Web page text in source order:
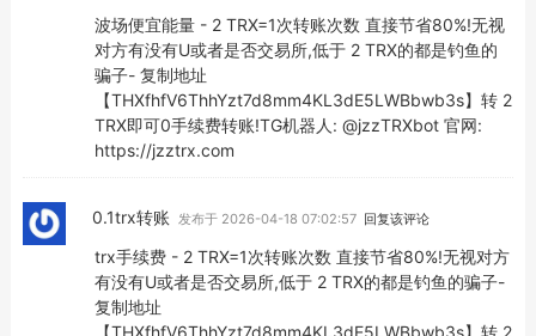
波场便宜能量 - 2 TRX=1次转账次数 直接节省80%!无视
对方有没有U或者是否交易所,低于 2 TRX的都是钓鱼的
骗子- 复制地址
【THXfhfV6ThhYzt7d8mm4KL3dE5LWBbwb3s】转 2
TRX即可0手续费转账!TG机器人: @jzzTRXbot 官网:
https://jzztrx.com
0.1trx转账 发布于 2026-04-18 07:02:57 回复该评论
trx手续费 - 2 TRX=1次转账次数 直接节省80%!无视对方
有没有U或者是否交易所,低于 2 TRX的都是钓鱼的骗子-
复制地址
【THXfhfV6ThhYzt7d8mm4KL3dE5LWBbwb3s】转 2